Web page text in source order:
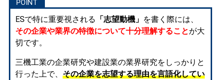
ESで特に重要視される 「志望動機」 を書く際には、
その企業や業界の特徴について十分理解することが大
切です。
三機工業の企業研究や建設業の業界研究をしっかりと
行った上で、 その企業を志望する理由を言語化してい